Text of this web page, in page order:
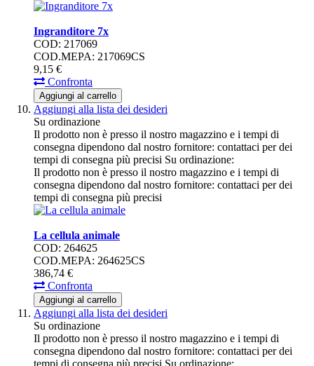
Ingranditore 7x
COD: 217069
COD.MEPA: 217069CS
9,15 €
Confronta
Aggiungi al carrello
Aggiungi alla lista dei desideri
Su ordinazione
Il prodotto non è presso il nostro magazzino e i tempi di
consegna dipendono dal nostro fornitore: contattaci per dei
tempi di consegna più precisi Su ordinazione:
Il prodotto non è presso il nostro magazzino e i tempi di
consegna dipendono dal nostro fornitore: contattaci per dei
tempi di consegna più precisi
La cellula animale
COD: 264625
COD.MEPA: 264625CS
386,74 €
Confronta
Aggiungi al carrello
Aggiungi alla lista dei desideri
Su ordinazione
Il prodotto non è presso il nostro magazzino e i tempi di
consegna dipendono dal nostro fornitore: contattaci per dei
tempi di consegna più precisi Su ordinazione: